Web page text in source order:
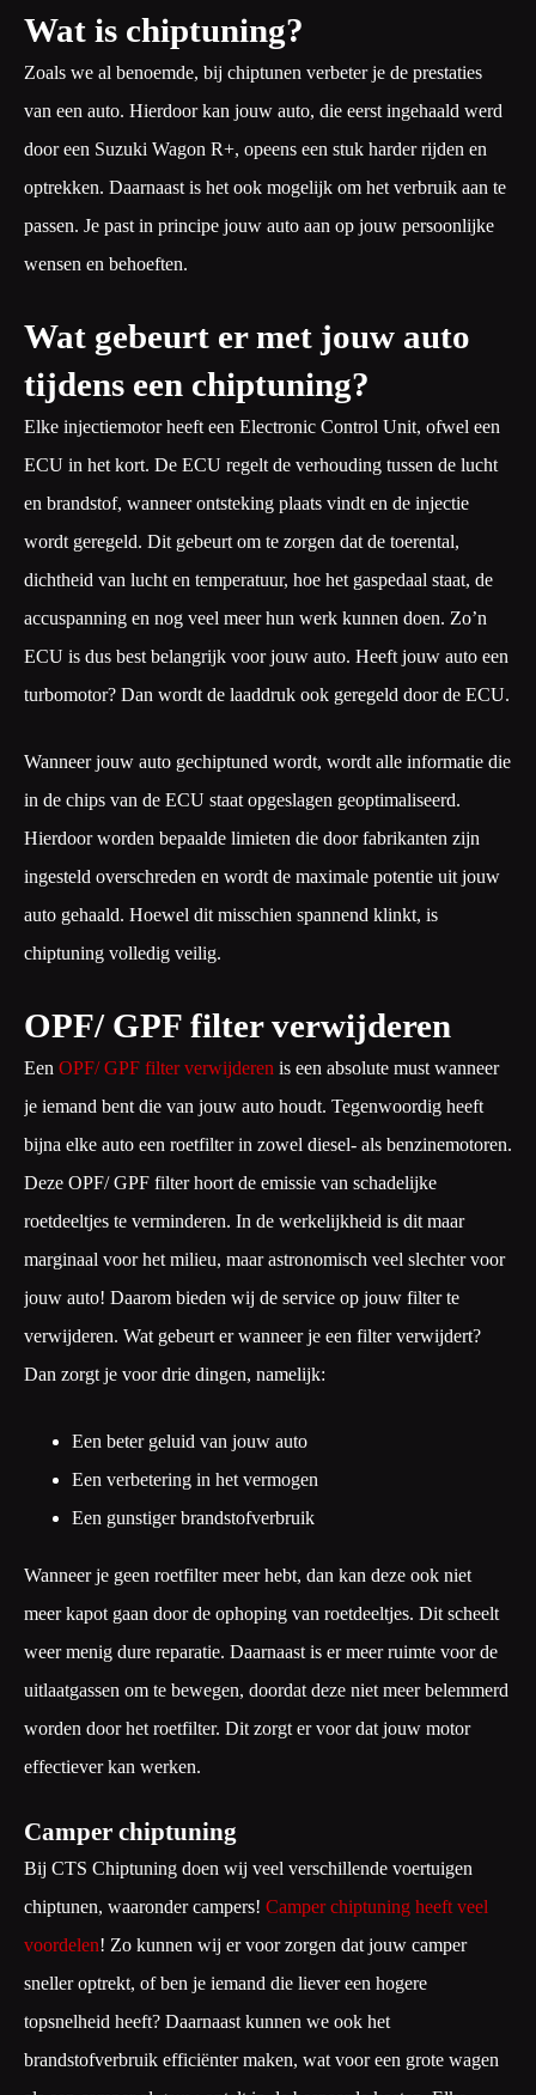
Wat is chiptuning?
Zoals we al benoemde, bij chiptunen verbeter je de prestaties
van een auto. Hierdoor kan jouw auto, die eerst ingehaald werd
door een Suzuki Wagon R+, opeens een stuk harder rijden en
optrekken. Daarnaast is het ook mogelijk om het verbruik aan te
passen. Je past in principe jouw auto aan op jouw persoonlijke
wensen en behoeften.
Wat gebeurt er met jouw auto
tijdens een chiptuning?
Elke injectiemotor heeft een Electronic Control Unit, ofwel een
ECU in het kort. De ECU regelt de verhouding tussen de lucht
en brandstof, wanneer ontsteking plaats vindt en de injectie
wordt geregeld. Dit gebeurt om te zorgen dat de toerental,
dichtheid van lucht en temperatuur, hoe het gaspedaal staat, de
accuspanning en nog veel meer hun werk kunnen doen. Zo’n
ECU is dus best belangrijk voor jouw auto. Heeft jouw auto een
turbomotor? Dan wordt de laaddruk ook geregeld door de ECU.
Wanneer jouw auto gechiptuned wordt, wordt alle informatie die
in de chips van de ECU staat opgeslagen geoptimaliseerd.
Hierdoor worden bepaalde limieten die door fabrikanten zijn
ingesteld overschreden en wordt de maximale potentie uit jouw
auto gehaald. Hoewel dit misschien spannend klinkt, is
chiptuning volledig veilig.
OPF/ GPF filter verwijderen
Een OPF/ GPF filter verwijderen is een absolute must wanneer
je iemand bent die van jouw auto houdt. Tegenwoordig heeft
bijna elke auto een roetfilter in zowel diesel- als benzinemotoren.
Deze OPF/ GPF filter hoort de emissie van schadelijke
roetdeeltjes te verminderen. In de werkelijkheid is dit maar
marginaal voor het milieu, maar astronomisch veel slechter voor
jouw auto! Daarom bieden wij de service op jouw filter te
verwijderen. Wat gebeurt er wanneer je een filter verwijdert?
Dan zorgt je voor drie dingen, namelijk:
Een beter geluid van jouw auto
Een verbetering in het vermogen
Een gunstiger brandstofverbruik
Wanneer je geen roetfilter meer hebt, dan kan deze ook niet
meer kapot gaan door de ophoping van roetdeeltjes. Dit scheelt
weer menig dure reparatie. Daarnaast is er meer ruimte voor de
uitlaatgassen om te bewegen, doordat deze niet meer belemmerd
worden door het roetfilter. Dit zorgt er voor dat jouw motor
effectiever kan werken.
Camper chiptuning
Bij CTS Chiptuning doen wij veel verschillende voertuigen
chiptunen, waaronder campers! Camper chiptuning heeft veel
voordelen! Zo kunnen wij er voor zorgen dat jouw camper
sneller optrekt, of ben je iemand die liever een hogere
topsnelheid heeft? Daarnaast kunnen we ook het
brandstofverbruik efficiënter maken, wat voor een grote wagen